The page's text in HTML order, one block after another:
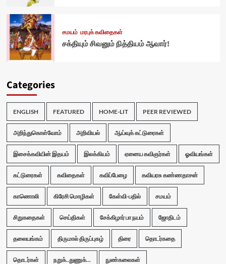
சமயம் மரபுக் கவிதைகள்
சக்தியும் சிவனும் நித்தியம் ஆவார்!
Categories
ENGLISH FEATURED HOME-LIT PEER REVIEWED
அறிந்துகொள்வோம் அறிவியல் ஆய்வுக் கட்டுரைகள்
இசைக்கவியின் இதயம் இலக்கியம் ஏனைய கவிஞர்கள் ஓவியங்கள்
கட்டுரைகள் கவிதைகள் கவிப்பேழை கவியரசு கண்ணதாசன்
காணொலி கிரேசி மொழிகள் கேள்வி-பதில் சமயம்
சிறுகதைகள் செய்திகள் சேக்கிழார் பா நயம் ஜோதிடம்
தலையங்கம் திருமால் திருப்புகழ் திரை தொடர்கதை
தொடர்கள் நறுக்..துணுக்... நுண்கலைகள்